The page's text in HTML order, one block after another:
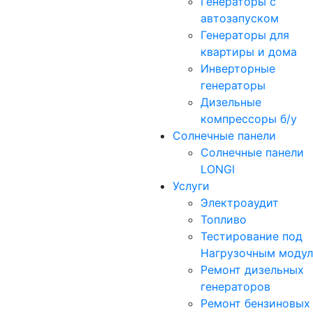
автозапуском
Генераторы для
квартиры и дома
Инверторные
генераторы
Дизельные
компрессоры б/у
Солнечные панели
Солнечные панели
LONGI
Услуги
Электроаудит
Топливо
Тестирование под
Нагрузочным
Ремонт дизельных
генераторов
Ремонт бензиновых